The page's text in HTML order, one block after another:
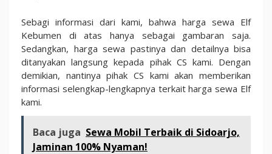
Sebagi informasi dari kami, bahwa harga sewa Elf
Kebumen di atas hanya sebagai gambaran saja.
Sedangkan, harga sewa pastinya dan detailnya bisa
ditanyakan langsung kepada pihak CS kami. Dengan
demikian, nantinya pihak CS kami akan memberikan
informasi selengkap-lengkapnya terkait harga sewa Elf
kami.
Baca juga Sewa Mobil Terbaik di Sidoarjo,
Jaminan 100% Nyaman!